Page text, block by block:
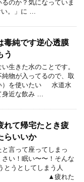
のか？気になっていま
。」に …
毒純です逆心透膜
う
生きた水のことです。
物が入ってるので、取
）を使いたい 水道水
身近な飲み …
れて帰宅たとき疲
たらいいか
言って座ってしまっ
い！眠い〜〜！そんな
とうとしてしまう人
た